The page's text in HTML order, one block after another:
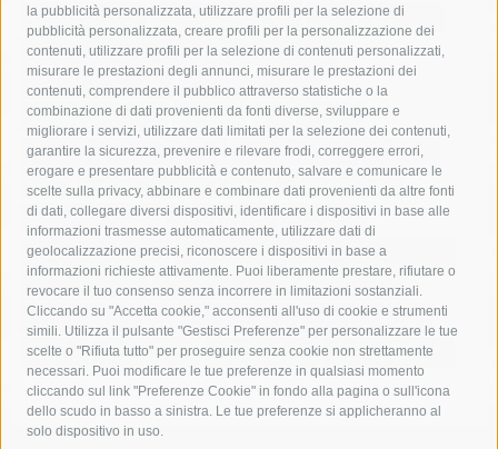
la pubblicità personalizzata, utilizzare profili per la selezione di
pubblicità personalizzata, creare profili per la personalizzazione dei
contenuti, utilizzare profili per la selezione di contenuti personalizzati,
misurare le prestazioni degli annunci, misurare le prestazioni dei
contenuti, comprendere il pubblico attraverso statistiche o la
combinazione di dati provenienti da fonti diverse, sviluppare e
migliorare i servizi, utilizzare dati limitati per la selezione dei contenuti,
garantire la sicurezza, prevenire e rilevare frodi, correggere errori,
erogare e presentare pubblicità e contenuto, salvare e comunicare le
scelte sulla privacy, abbinare e combinare dati provenienti da altre fonti
di dati, collegare diversi dispositivi, identificare i dispositivi in base alle
informazioni trasmesse automaticamente, utilizzare dati di
geolocalizzazione precisi, riconoscere i dispositivi in base a
informazioni richieste attivamente. Puoi liberamente prestare, rifiutare o
revocare il tuo consenso senza incorrere in limitazioni sostanziali.
Cliccando su "Accetta cookie," acconsenti all'uso di cookie e strumenti
simili. Utilizza il pulsante "Gestisci Preferenze" per personalizzare le tue
scelte o "Rifiuta tutto" per proseguire senza cookie non strettamente
necessari. Puoi modificare le tue preferenze in qualsiasi momento
cliccando sul link "Preferenze Cookie" in fondo alla pagina o sull'icona
dello scudo in basso a sinistra. Le tue preferenze si applicheranno al
solo dispositivo in uso.
Asl Napoli 3 sud
capitaneria di porto capri
carabinieri
castellammare di stabia
circumvesuviana
comune di sorrento
concerto
contagi
costiera amalfitana
covid-19 eav
elezioni
fondazione sorrento
gori guardia costiera
incidente
lavori
lorenzo balducelli mare
massa lubrense
massimo coppola
Meta napoli
ordinanza
penisola sorrentina
piano di sorrento
polizia municipale
protezione civile
Regione Campania
sant'agnello
sindaco cuomo
sorrento studenti temporali
treni
turismo
Vico Equense villa fiorentino vincenzo de luca